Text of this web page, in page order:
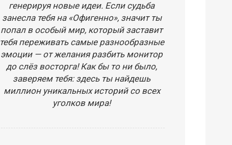
генерируя новые идеи. Если судьба
занесла тебя на «Офигенно», значит ты
попал в особый мир, который заставит
тебя переживать самые разнообразные
эмоции — от желания разбить монитор
до слёз восторга! Как бы то ни было,
заверяем тебя: здесь ты найдешь
миллион уникальных историй со всех
уголков мира!